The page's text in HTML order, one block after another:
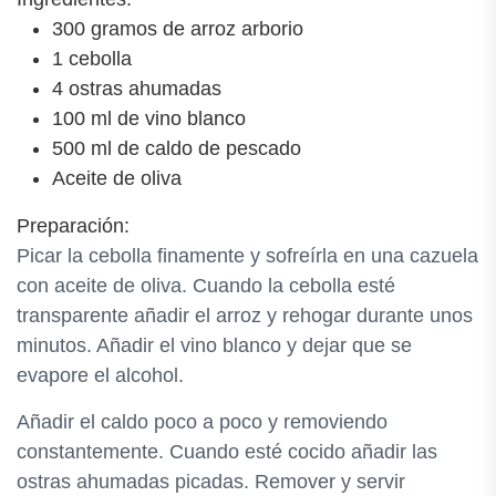
300 gramos de arroz arborio
1 cebolla
4 ostras ahumadas
100 ml de vino blanco
500 ml de caldo de pescado
Aceite de oliva
Preparación:
Picar la cebolla finamente y sofreírla en una cazuela
con aceite de oliva. Cuando la cebolla esté
transparente añadir el arroz y rehogar durante unos
minutos. Añadir el vino blanco y dejar que se
evapore el alcohol.
Añadir el caldo poco a poco y removiendo
constantemente. Cuando esté cocido añadir las
ostras ahumadas picadas. Remover y servir